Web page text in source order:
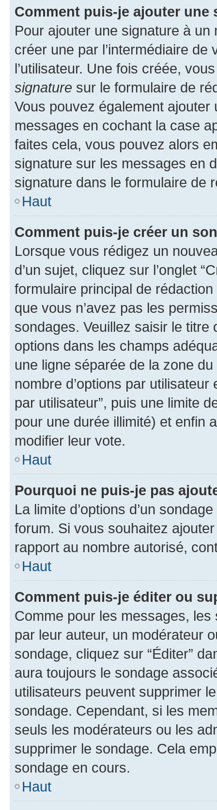
Comment puis-je ajouter une
Pour ajouter une signature à un
créer une par l’intermédiaire
l’utilisateur. Une fois créée,
signature sur le formulaire de
Vous pouvez également
messages en cochant la case
faites cela, vous pouvez alors
signature sur les messages en
signature dans le formulaire de
Haut
Comment puis-je créer un
Lorsque vous rédigez un
d’un sujet, cliquez sur l’onglet
formulaire principal de
que vous n’avez pas les
sondages. Veuillez saisir le
options dans les champs
une ligne séparée de la zone
nombre d’options par
par utilisateur”, puis une limite
pour une durée illimité) et enfin
modifier leur vote.
Haut
Pourquoi ne puis-je pas
La limite d’options d’un
forum. Si vous souhaitez
rapport au nombre autorisé,
Haut
Comment puis-je éditer ou
Comme pour les messages,
par leur auteur, un modérateur
sondage, cliquez sur “Éditer”
aura toujours le sondage
utilisateurs peuvent supprimer
sondage. Cependant, si les
seuls les modérateurs ou les
supprimer le sondage. Cela
sondage en cours.
Haut